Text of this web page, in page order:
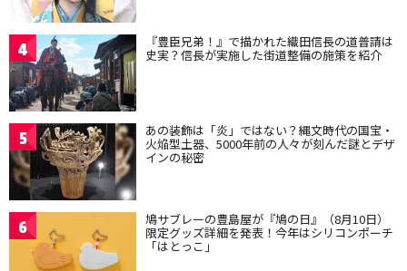
4 『豊臣兄弟！』で描かれた織田信長の道普請は
史実？信長が実施した街道整備の施策を紹介
5 あの装飾は「炎」ではない？縄文時代の国宝・
火焔型土器、5000年前の人々が刻んだ謎とデザ
インの秘密
6 鳩サブレーの豊島屋が『鳩の日』（8月10日）
限定グッズ詳細を発表！今年はシリコンポーチ
「はとっこ」